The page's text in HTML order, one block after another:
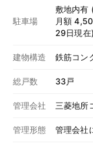
駐車場
敷地内有
月額
29日現在)
建物構造 鉄筋コン
総戸数 33戸
管理会社 三菱地所
管理形態 管理会社